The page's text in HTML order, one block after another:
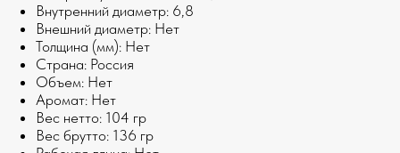
Внутренний диаметр: 6,8
Внешний диаметр: Нет
Толщина (мм): Нет
Страна: Россия
Объем: Нет
Аромат: Нет
Веc нетто: 104 гр
Веc брутто: 136 гр